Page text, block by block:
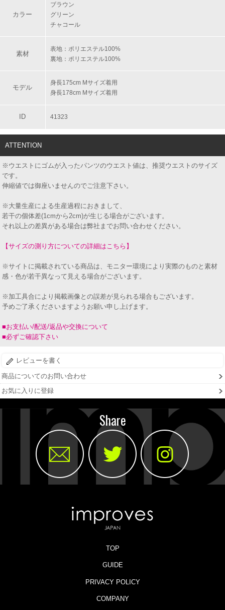
カラー
ブラウン
グリーン
チャコール
素材
表地：ポリエステル100%
裏地：ポリエステル100%
モデル
身長175cm Mサイズ着用
身長178cm Mサイズ着用
ID 41323
ATTENTION
※ウエストにゴムが入ったパンツのウエスト値は、推奨ウエストのサイズ
です。
伸縮値では御座いませんのでご注意下さい。
※大量生産による生産過程におきまして、
若干の個体差(1cmから2cm)が生じる場合がございます。
それ以上の差異がある場合は弊社までお問い合わせください。
【サイズの測り方についての詳細はこちら】
※サイトに掲載されている商品は、モニター環境により実際のものと素材
感・色が若干異なって見える場合がございます。
※加工具合により掲載画像との誤差が見られる場合もございます。
予めご了承くださいますようお願い申し上げます。
■お支払い/配送/返品や交換について
■必ずご確認下さい
レビューを書く
商品についてのお問い合わせ
お気に入りに登録
Share
TOP
GUIDE
PRIVACY POLICY
COMPANY